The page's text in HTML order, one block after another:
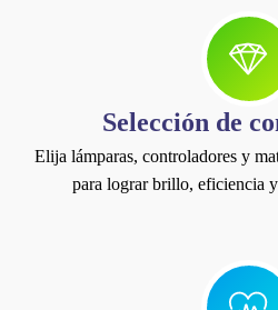
Selección de
Elija lámparas, controladores y
para lograr brillo, eficiencia